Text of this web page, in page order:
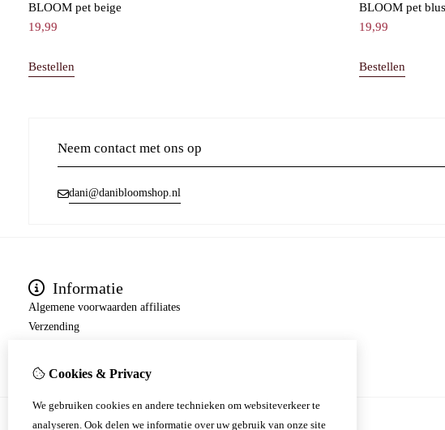
BLOOM pet beige
19,99
Bestellen
BLOOM pet
19,99
Bestellen
Neem contact met ons op
dani@danibloomshop.nl
Informatie
Algemene voorwaarden affiliates
Verzending
Cookies & Privacy
We gebruiken cookies en andere technieken om websiteverkeer te
analyseren. Ook delen we informatie over uw gebruik van onze site